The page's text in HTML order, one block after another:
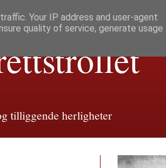
tilliggende herligheter
Your IP address and user-agent
quality of service, generate usage